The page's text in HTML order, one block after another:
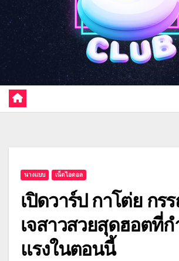
นางแบบ เน็ตไอดอล
เปิดวาร์ป กาโต่ย กร
เจสาวสวยสุดฮอตที่ก
แรงในตอนนี้